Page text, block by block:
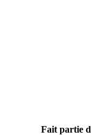
Fait partie